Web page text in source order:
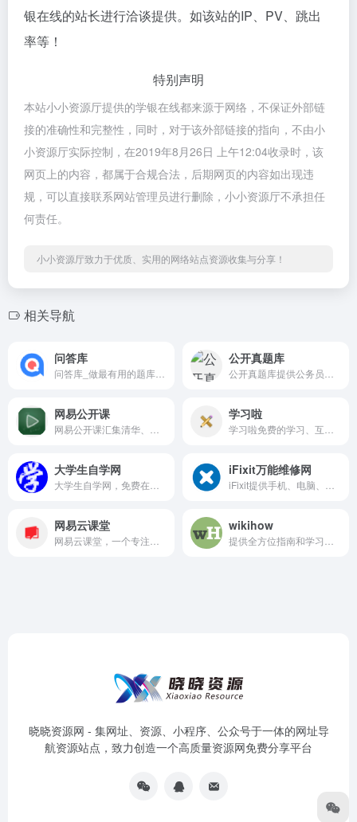
银在线的站长进行洽谈提供。如该站的IP、PV、跳出
率等！
特别声明
本站小小资源厅提供的学银在线都来源于网络，不保证外部链
接的准确性和完整性，同时，对于该外部链接的指向，不由小
小资源厅实际控制，在2019年8月26日 上午12:04收录时，该
网页上的内容，都属于合规合法，后期网页的内容如出现违
规，可以直接联系网站管理员进行删除，小小资源厅不承担任
何责任。
小小资源厅致力于优质、实用的网络站点资源收集与分享！
相关导航
问答库 公开真题库
网易公开课 学习啦
大学生自学网 iFixit万能维修网
网易云课堂 wikihow
晓晓资源网 - 集网址、资源、小程序、公众号于一体的网址导
航资源站点，致力创造一个高质量资源网免费分享平台